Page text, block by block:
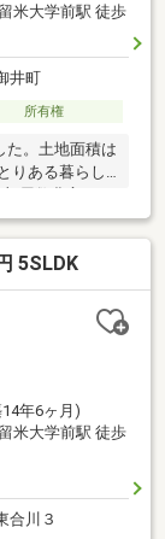
米大学前駅 徒歩
井町
所有権
た。土地面積は
りある暮らし
屋数豊富な
方にもおすすめ
り、広さを活か
きです。お気
5SLDK
年6ヶ月)
米大学前駅 徒歩
合川３